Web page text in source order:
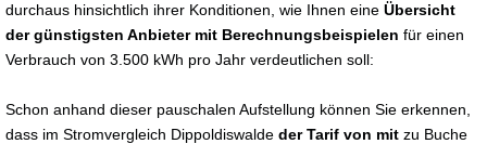
durchaus hinsichtlich ihrer Konditionen, wie Ihnen eine Übersicht
der günstigsten Anbieter mit Berechnungsbeispielen für einen
Verbrauch von 3.500 kWh pro Jahr verdeutlichen soll:
Schon anhand dieser pauschalen Aufstellung können Sie erkennen,
dass im Stromvergleich Dippoldiswalde der Tarif von mit zu Buche